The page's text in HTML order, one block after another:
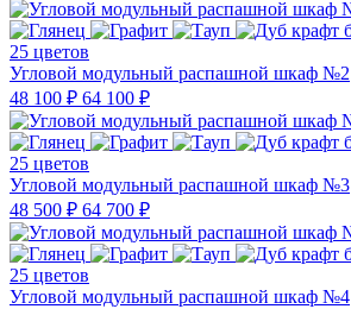
25 цветов
Угловой модульный распашной шкаф №2
48 100 ₽ 64 100 ₽
25 цветов
Угловой модульный распашной шкаф №3
48 500 ₽ 64 700 ₽
25 цветов
Угловой модульный распашной шкаф №4